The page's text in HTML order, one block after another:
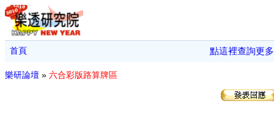
首頁 點這裡查詢更多
樂研論壇 » 六合彩版路算牌區